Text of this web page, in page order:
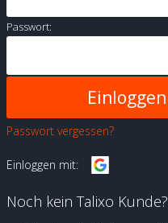
Passwort:
Passwort vergessen?
Einloggen mit:
Noch kein Talixo Kunde?